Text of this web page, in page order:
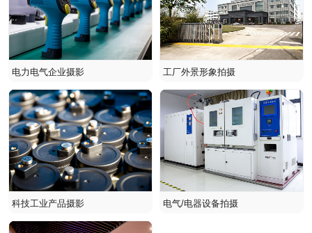
电力电气企业摄影 工厂外景形象拍摄
科技工业产品摄影 电气/电器设备拍摄